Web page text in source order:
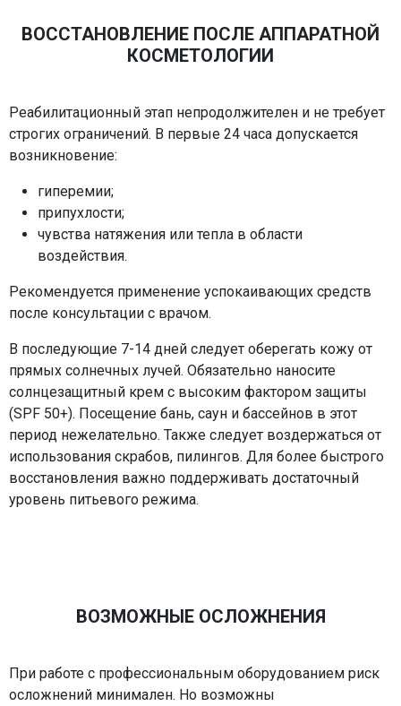
ВОССТАНОВЛЕНИЕ ПОСЛЕ АППАРАТНОЙ
КОСМЕТОЛОГИИ
Реабилитационный этап непродолжителен и не требует
строгих ограничений. В первые 24 часа допускается
возникновение:
гиперемии;
припухлости;
чувства натяжения или тепла в области
воздействия.
Рекомендуется применение успокаивающих средств
после консультации с врачом.
В последующие 7-14 дней следует оберегать кожу от
прямых солнечных лучей. Обязательно наносите
солнцезащитный крем с высоким фактором защиты
(SPF 50+). Посещение бань, саун и бассейнов в этот
период нежелательно. Также следует воздержаться от
использования скрабов, пилингов. Для более быстрого
восстановления важно поддерживать достаточный
уровень питьевого режима.
ВОЗМОЖНЫЕ ОСЛОЖНЕНИЯ
При работе с профессиональным оборудованием риск
осложнений минимален. Но возможны